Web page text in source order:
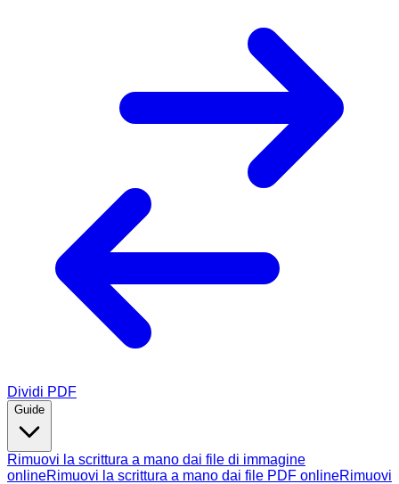
Dividi PDF
Guide
Rimuovi la scrittura a mano dai file di immagine
onlineRimuovi la scrittura a mano dai file PDF onlineRimuovi